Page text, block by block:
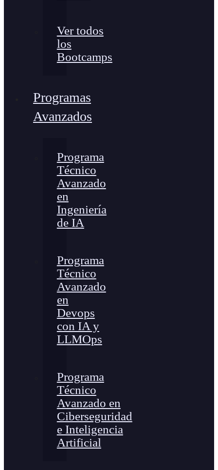
Ver todos
los
Bootcamps
Programas
Avanzados
Programa
Técnico
Avanzado
en
Ingeniería
de IA
Programa
Técnico
Avanzado
en
Devops
con IA y
LLMOps
Programa
Técnico
Avanzado en
Ciberseguridad
e Inteligencia
Artificial